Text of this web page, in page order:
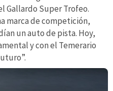
Gallardo Super Trofeo.
marca de competición,
un auto de pista. Hoy,
y con el Temerario